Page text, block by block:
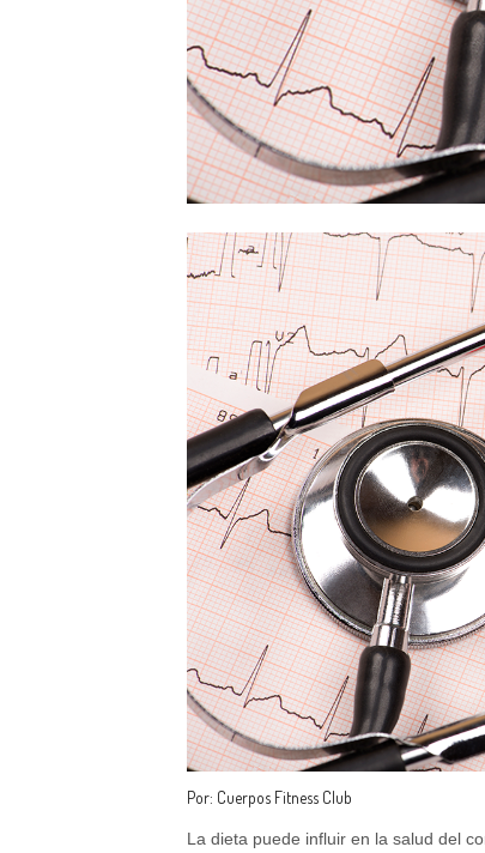
Por: Cuerpos Fitness Club
La dieta puede influir en la salud del